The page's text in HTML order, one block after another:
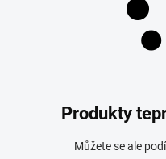
Produkty
Můžete se ale